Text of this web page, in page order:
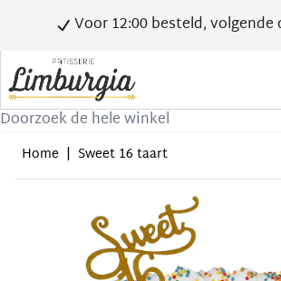
Voor 12:00 besteld, volgende
Zoek
Home | Sweet 16 taart